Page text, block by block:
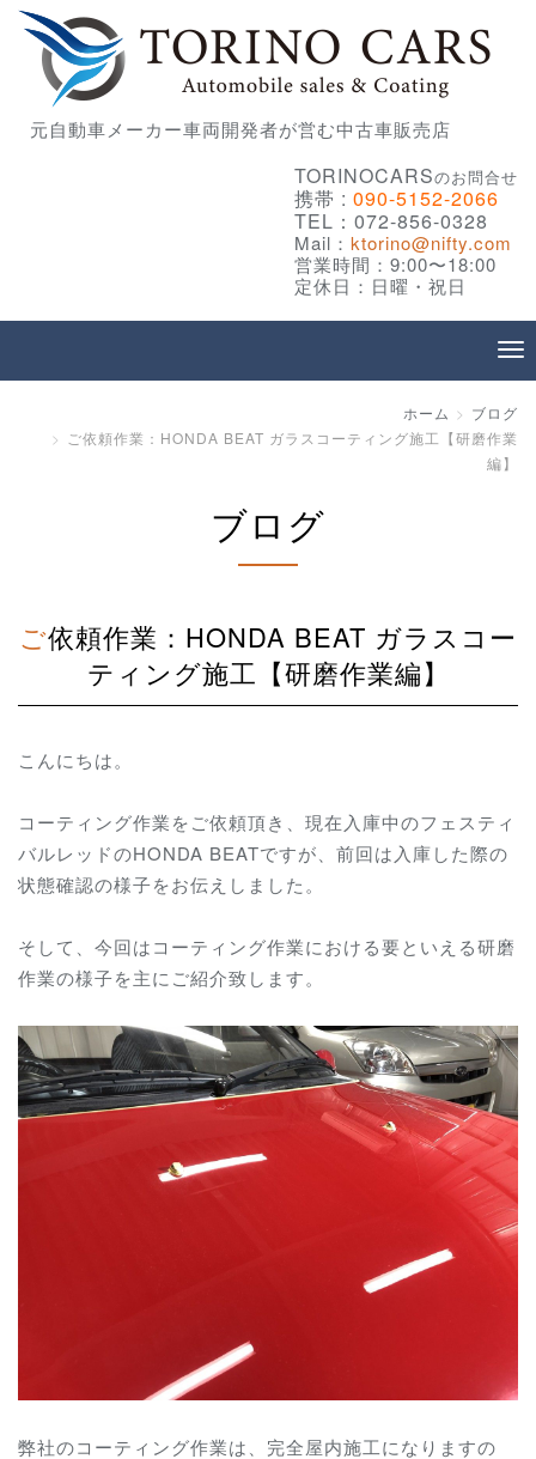
元自動車メーカー車両開発者が営む中古車販売店
TORINOCARSのお問合せ
携帯 : 090-5152-2066
TEL：072-856-0328
Mail： ktorino@nifty.com
営業時間：9:00〜18:00
定休日：日曜・祝日
ホーム
ブログ
ご依頼作業：HONDA BEAT ガラスコーティング施工【研磨作業
編】
ブログ
ご依頼作業：HONDA BEAT ガラスコー
ティング施工【研磨作業編】
こんにちは。
コーティング作業をご依頼頂き、現在入庫中のフェスティ
バルレッドのHONDA BEATですが、前回は入庫した際の
状態確認の様子をお伝えしました。
そして、今回はコーティング作業における要といえる研磨
作業の様子を主にご紹介致します。
弊社のコーティング作業は、完全屋内施工になりますの